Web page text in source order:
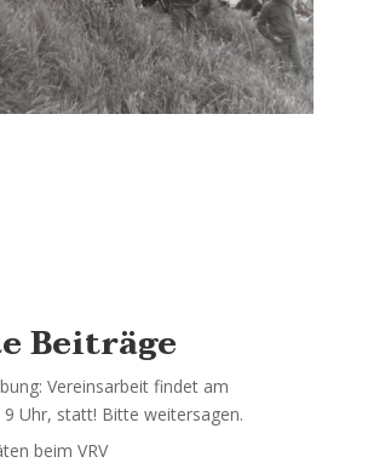
Beiträge
Vereinsarbeit findet am
9 Uhr, statt! Bitte weitersagen.
beim VRV